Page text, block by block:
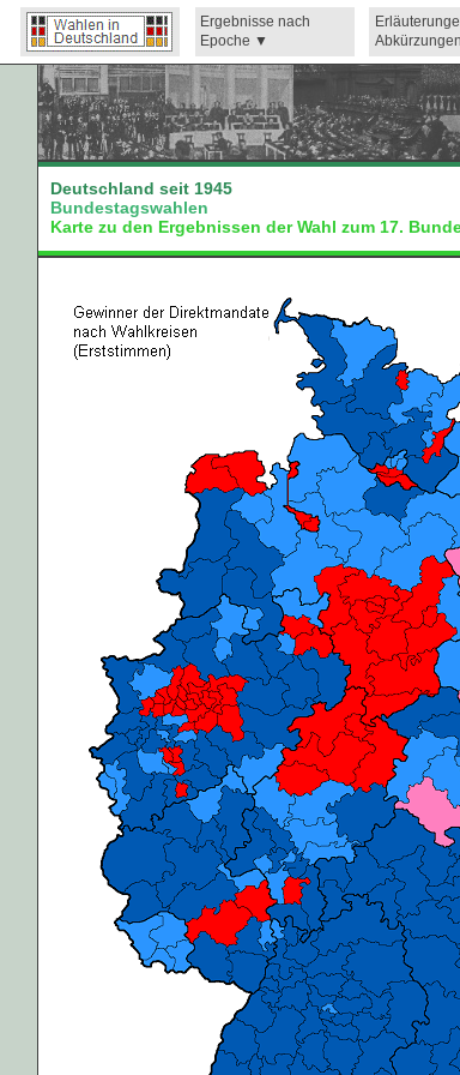
Ergebnisse nach
Epoche
Abkürzungen
Deutschland seit 1945
Bundestagswahlen
Karte zu den Ergebnissen der Wahl zum 17.